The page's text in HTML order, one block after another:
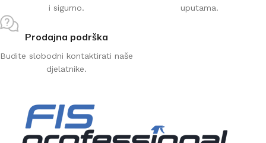
i sigurno.
uputama.
Prodajna podrška
Budite slobodni kontaktirati naše
djelatnike.